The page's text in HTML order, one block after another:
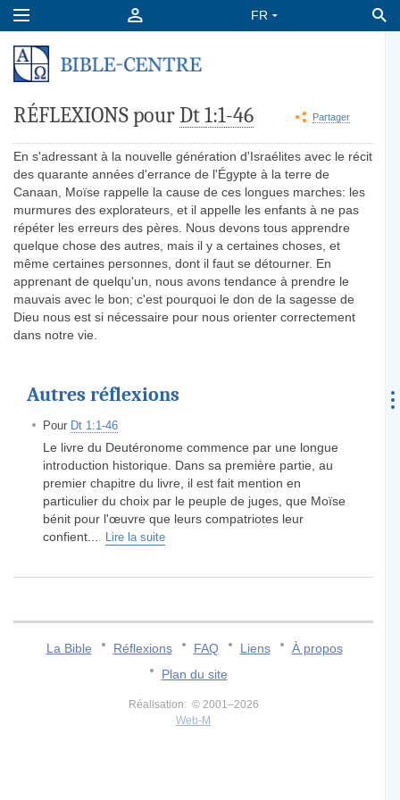
RÉFLEXIONS pourDt 1:1-46 Partager
En s'adressant à la nouvelle génération d'Israélites avec le récit
des quarante années d'errance de l'Égypte à la terre de
Canaan, Moïse rappelle la cause de ces longues marches: les
murmures des explorateurs, et il appelle les enfants à ne pas
répéter les erreurs des pères. Nous devons tous apprendre
quelque chose des autres, mais il y a certaines choses, et
même certaines personnes, dont il faut se détourner. En
apprenant de quelqu'un, nous avons tendance à prendre le
mauvais avec le bon; c'est pourquoi le don de la sagesse de
Dieu nous est si nécessaire pour nous orienter correctement
dans notre vie.
Autres réflexions
Pour Dt 1:1-46
Le livre du Deutéronome commence par une longue
introduction historique. Dans sa première partie, au
premier chapitre du livre, il est fait mention en
particulier du choix par le peuple de juges, que Moïse
bénit pour l'œuvre que leurs compatriotes leur
confient...
Lire la suite
La Bible Réflexions FAQ Liens
À propos
Plan du site
Réalisation: © 2001–2026
Web-M